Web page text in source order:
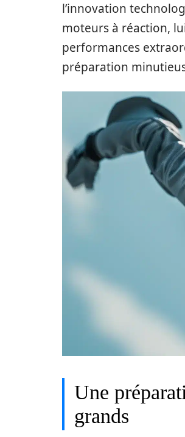
l’innovation
moteurs à réaction,
performances
préparation
Une
grands